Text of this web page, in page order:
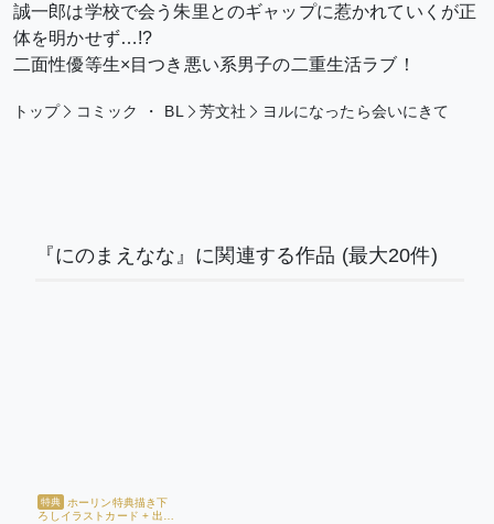
誠一郎は学校で会う朱里とのギャップに惹かれていくが正
体を明かせず…!?
二面性優等生×目つき悪い系男子の二重生活ラブ！
トップ コミック ・ BL 芳文社 ヨルになったら会いにきて
『にのまえなな』に関連する作品 (最大20件)
特典 ホーリン特典描き下
ろしイラストカード + 出版